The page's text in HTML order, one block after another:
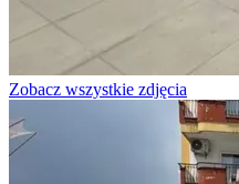
Zobacz wszystkie zdjęcia